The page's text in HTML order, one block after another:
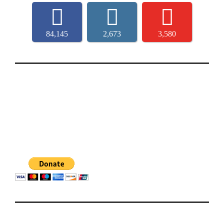
84,145 2,673 3,580